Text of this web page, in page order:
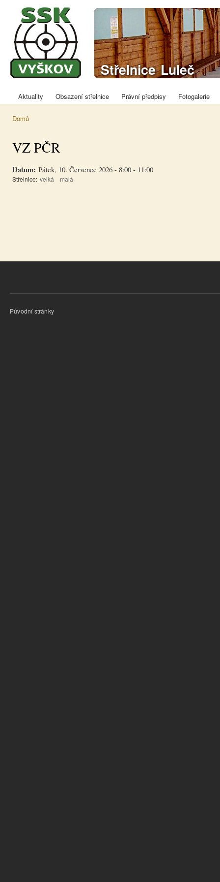
Sportovně
střelecký klub
Střelnice Luleč
Hlavní menu
Aktuality Obsazení střelnice Právní předpisy Fotogalerie
Domů
VZ PČR
Datum: Pátek, 10. Červenec 2026 - 8:00 - 11:00
Střelnice: velká malá
Původní stránky